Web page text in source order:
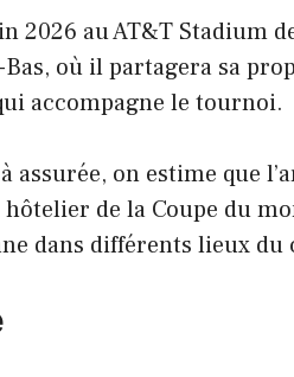
2026 au AT&T Stadium
où il partagera sa
accompagne le tournoi.
assurée, on estime que
de la Coupe du
dans différents lieux